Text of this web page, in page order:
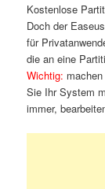
Kostenlose
Doch der
für
die an eine
Wichtig:
Sie Ihr System
immer,